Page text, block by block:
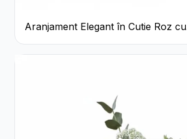
Aranjament Elegant în Cutie Roz cu
Trandafiri și Gerbera